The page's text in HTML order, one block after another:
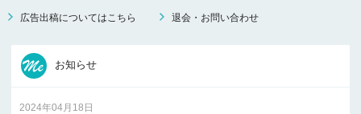
広告出稿についてはこちら 退会・お問い合わせ
お知らせ
2024年04月18日